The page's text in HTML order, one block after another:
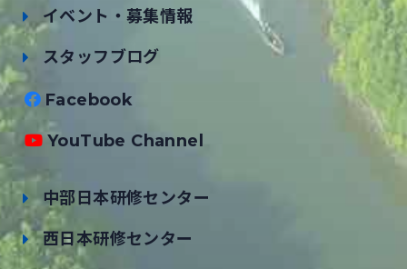
イベント・募集情報
スタッフブログ
Facebook
YouTube Channel
中部日本研修センター
西日本研修センター